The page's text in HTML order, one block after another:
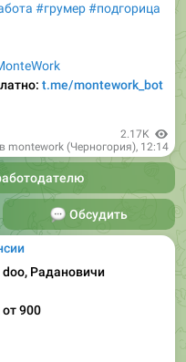
#грумер#подгорица
t.me/montework_bot
2.17K
montework (Черногория), 12:14
Обсудить
Радановичи
900